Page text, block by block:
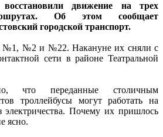
движение на трех
Об этом сообщает
городской транспорт.
№1, №2 и №22. Накануне их сняли с
сети в районе Театральной
что переданные столичным
троллейбусы могут работать на
электричества. Почему их пришлось
ясно.